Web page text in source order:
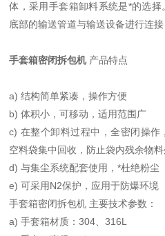
体，采用手套箱卸料系统是*的选
底部的输送管道与输送设备进行连
手套箱密闭拆包机产品特点
a) 结构简单紧凑，操作方便
b) 体积小，可移动，适用范围广
c) 在整个卸料过程中，全密闭操
空料袋集中回收，防止袋内残余物
d) 与集尘系统配套使用，*杜绝粉尘
e) 可采用N2保护，应用于防爆环境
手套箱密闭拆包机 主要技术参数：
a) 手套箱材质：304、316L